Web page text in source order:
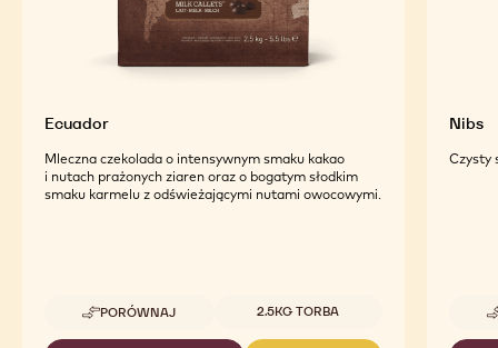
Ecuador
Mleczna czekolada o intensywnym smaku kakao
i nutach prażonych ziaren oraz o bogatym słodkim
smaku karmelu z odświeżającymi nutami owocowymi.
PORÓWNAJ
-
ECUADOR
Dostępne opakowania
2.5KG TORBA
Nibs
Czysty